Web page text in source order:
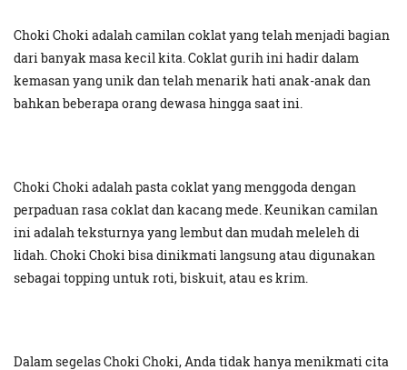
Choki Choki adalah camilan coklat yang telah menjadi bagian
dari banyak masa kecil kita. Coklat gurih ini hadir dalam
kemasan yang unik dan telah menarik hati anak-anak dan
bahkan beberapa orang dewasa hingga saat ini.
Choki Choki adalah pasta coklat yang menggoda dengan
perpaduan rasa coklat dan kacang mede. Keunikan camilan
ini adalah teksturnya yang lembut dan mudah meleleh di
lidah. Choki Choki bisa dinikmati langsung atau digunakan
sebagai topping untuk roti, biskuit, atau es krim.
Dalam segelas Choki Choki, Anda tidak hanya menikmati cita